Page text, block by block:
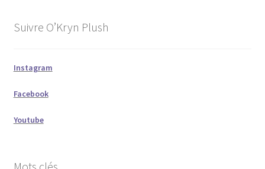
Suivre O’Kryn Plush
Instagram
Facebook
Youtube